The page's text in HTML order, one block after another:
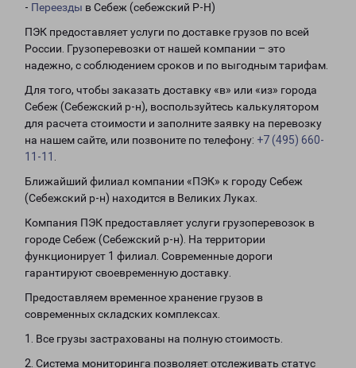
- Переезды в Себеж (себежский Р-Н)
ПЭК предоставляет услуги по доставке грузов по всей
России. Грузоперевозки от нашей компании – это
надежно, с соблюдением сроков и по выгодным тарифам.
Для того, чтобы заказать доставку «в» или «из» города
Себеж (Себежский р-н), воспользуйтесь калькулятором
для расчета стоимости и заполните заявку на перевозку
на нашем сайте, или позвоните по телефону: +7 (495) 660-
11-11
Ближайший филиал компании «ПЭК» к городу Себеж
(Себежский р-н) находится в Великих Луках.
Компания ПЭК предоставляет услуги грузоперевозок в
городе Себеж (Себежский р-н). На территории
функционирует 1 филиал. Современные дороги
гарантируют своевременную доставку.
Предоставляем временное хранение грузов в
современных складских комплексах.
1. Все грузы застрахованы на полную стоимость.
2. Система мониторинга позволяет отслеживать статус